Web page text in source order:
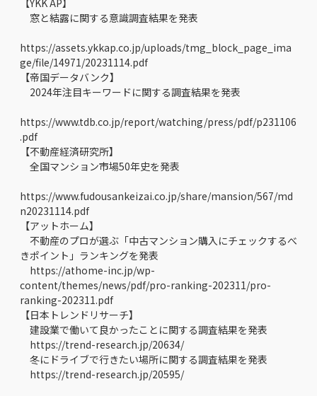
【YKK AP】
窓と結露に関する意識調査結果を発表
https://assets.ykkap.co.jp/uploads/tmg_block_page_ima
ge/file/14971/20231114.pdf
【帝国データバンク】
2024年注目キーワードに関する調査結果を発表
https://www.tdb.co.jp/report/watching/press/pdf/p231106
.pdf
【不動産経済研究所】
全国マンション市場50年史を発表
https://www.fudousankeizai.co.jp/share/mansion/567/md
n20231114.pdf
【アットホーム】
不動産のプロが選ぶ「中古マンション購入にチェックするべ
きポイント」ランキングを発表
https://athome-inc.jp/wp-
content/themes/news/pdf/pro-ranking-202311/pro-
ranking-202311.pdf
【日本トレンドリサーチ】
建設業で働いて良かったことに関する調査結果を発表
https://trend-research.jp/20634/
冬にドライブで行きたい場所に関する調査結果を発表
https://trend-research.jp/20595/